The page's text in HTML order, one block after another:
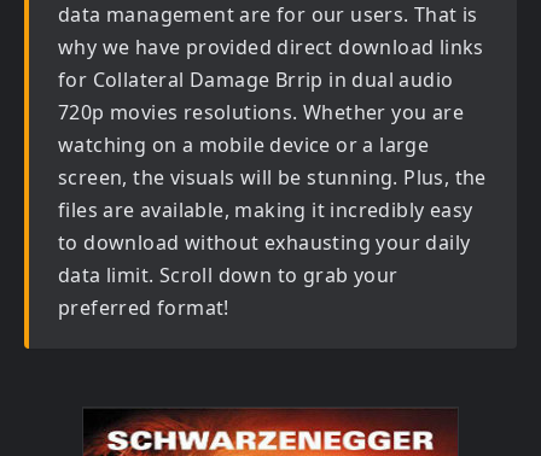
data management are for our users. That is
why we have provided direct download links
for Collateral Damage Brrip in dual audio
720p movies resolutions. Whether you are
watching on a mobile device or a large
screen, the visuals will be stunning. Plus, the
files are available, making it incredibly easy
to download without exhausting your daily
data limit. Scroll down to grab your
preferred format!